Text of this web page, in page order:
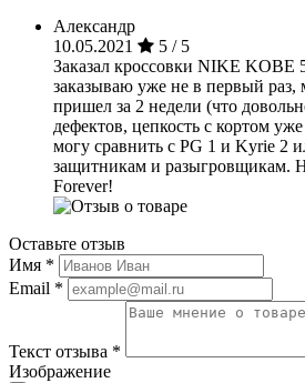
Александр
10.05.2021
5 / 5
Заказал кроссовки NIKE
заказываю уже не в первый раз,
пришел за 2 недели (что
дефектов, цепкость с кортом
могу сравнить с РG 1 и Kyrie 2
защитникам и разыгровщикам.
Forever!
Оставьте отзыв
Имя *
Email *
Текст отзыва *
Изображение